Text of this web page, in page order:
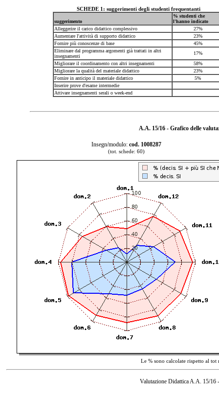
SCHEDE 1: suggerimenti degli studenti frequentanti
suggerimento
% studenti che
l'hanno indicato
Alleggerire il carico didattico complessivo
27%
Aumentare l'attività di supporto didattico
23%
Fornire più conoscenze di base
45%
Eliminare dal programma argomenti già trattati in altri
insegnamenti
17%
Migliorare il coordinamento con altri insegnamenti
58%
Migliorare la qualità del materiale didattico
23%
Fornire in anticipo il materiale didattico
5%
Inserire prove d'esame intermedie
Attivare insegnamenti serali o week-end
A.A. 15/16 - Grafico delle
Insegn/modulo: cod. 1008287
(tot. schede: 60)
Le % sono calcolate rispetto al
Valutazione Didattica A.A. 15/16